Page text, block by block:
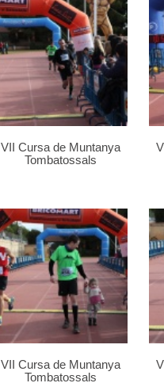
VII Cursa de Muntanya
Tombatossals
VII Cursa de Muntanya
Tombatossals